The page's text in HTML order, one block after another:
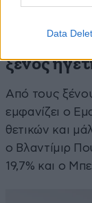
Data
Ο Μακρόν
ξένος
Από τους
εμφανίζει ο
θετικών και
ο Βλαντίμιρ
19,7% και ο